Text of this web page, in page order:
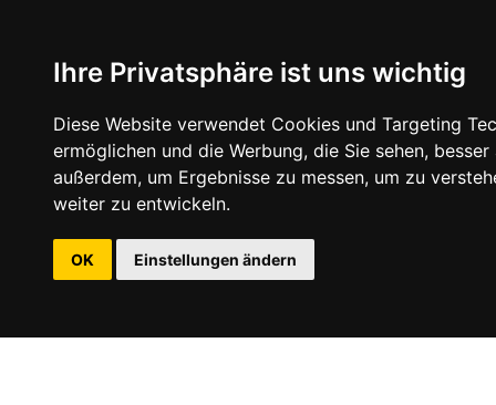
Ihre Privatsphäre ist uns wichtig
Diese Website verwendet Cookies und Targeting
ermöglichen und die Werbung, die Sie sehen,
außerdem, um Ergebnisse zu messen, um zu
weiter zu entwickeln.
OK Einstellungen ändern